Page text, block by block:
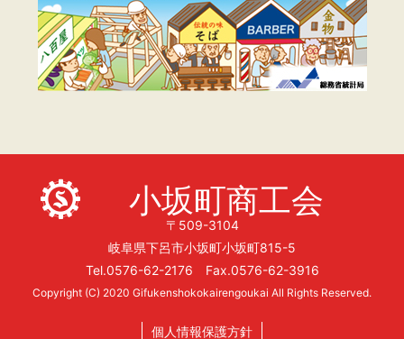
小坂町商工会
〒509-3104
岐阜県下呂市小坂町小坂町815-5
Tel.0576-62-2176 Fax.0576-62-3916
Copyright (C) 2020 Gifukenshokokairengoukai All Rights Reserved.
個人情報保護方針